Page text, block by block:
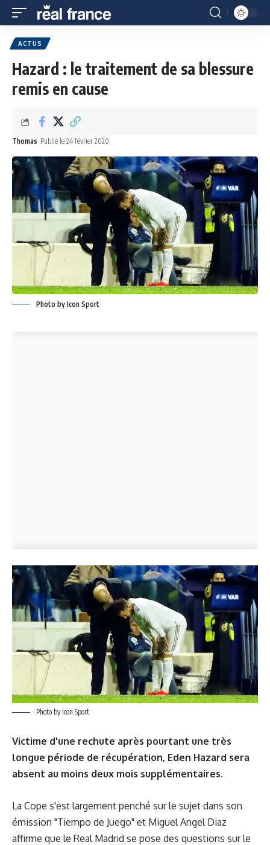
ACTUS
Hazard : le traitement de sa blessure
remis en cause
Thomas Publié le 24 février 2020
Photo by Icon Sport
Photo by Icon Sport
Victime d'une rechute après pourtant une très
longue période de récupération, Eden Hazard sera
absent au moins deux mois supplémentaires.
La Cope s'est largement penché sur le sujet dans son
émission "Tiempo de Juego" et Miguel Angel Diaz
affirme que le Real Madrid se pose des questions sur le